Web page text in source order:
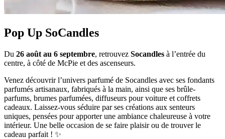
Pop Up SoCandles
Du 26 août au 6 septembre, retrouvez Socandles à l’entrée du
centre, à côté de McPie et des ascenseurs.
Venez découvrir l’univers parfumé de Socandles avec ses fondants
parfumés artisanaux, fabriqués à la main, ainsi que ses brûle-
parfums, brumes parfumées, diffuseurs pour voiture et coffrets
cadeaux. Laissez-vous séduire par ses créations aux senteurs
uniques, pensées pour apporter une ambiance chaleureuse à votre
intérieur. Une belle occasion de se faire plaisir ou de trouver le
cadeau parfait ! ✨